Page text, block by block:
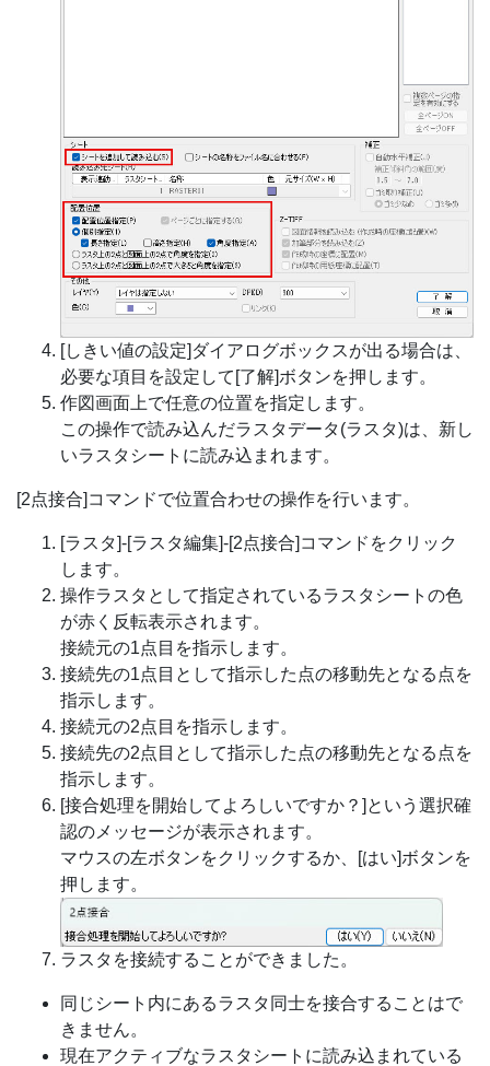
[しきい値の設定]ダイアログボックスが出る場合は、
必要な項目を設定して[了解]ボタンを押します。
作図画面上で任意の位置を指定します。
この操作で読み込んだラスタデータ(ラスタ)は、新し
いラスタシートに読み込まれます。
[2点接合]コマンドで位置合わせの操作を行います。
[ラスタ]-[ラスタ編集]-[2点接合]コマンドをクリック
します。
操作ラスタとして指定されているラスタシートの色
が赤く反転表示されます。
接続元の1点目を指示します。
接続先の1点目として指示した点の移動先となる点を
指示します。
接続元の2点目を指示します。
接続先の2点目として指示した点の移動先となる点を
指示します。
[接合処理を開始してよろしいですか？]という選択確
認のメッセージが表示されます。
マウスの左ボタンをクリックするか、[はい]ボタンを
押します。
ラスタを接続することができました。
同じシート内にあるラスタ同士を接合することはで
きません。
現在アクティブなラスタシートに読み込まれている